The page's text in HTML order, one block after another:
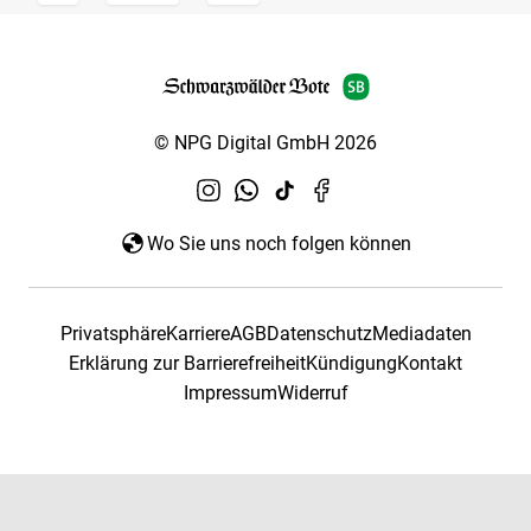
© NPG Digital GmbH 2026
Wo Sie uns noch folgen können
PrivatsphäreKarriereAGBDatenschutzMediadaten
Erklärung zur BarrierefreiheitKündigungKontakt
ImpressumWiderruf